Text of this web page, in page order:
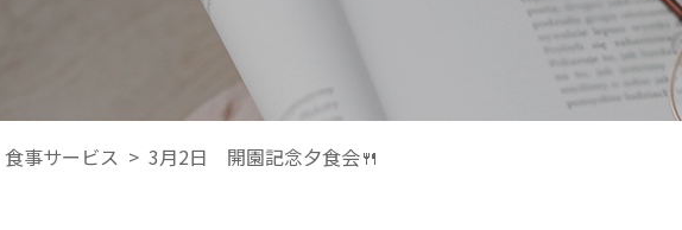
食事サービス > 3月2日 開園記念夕食会🍴